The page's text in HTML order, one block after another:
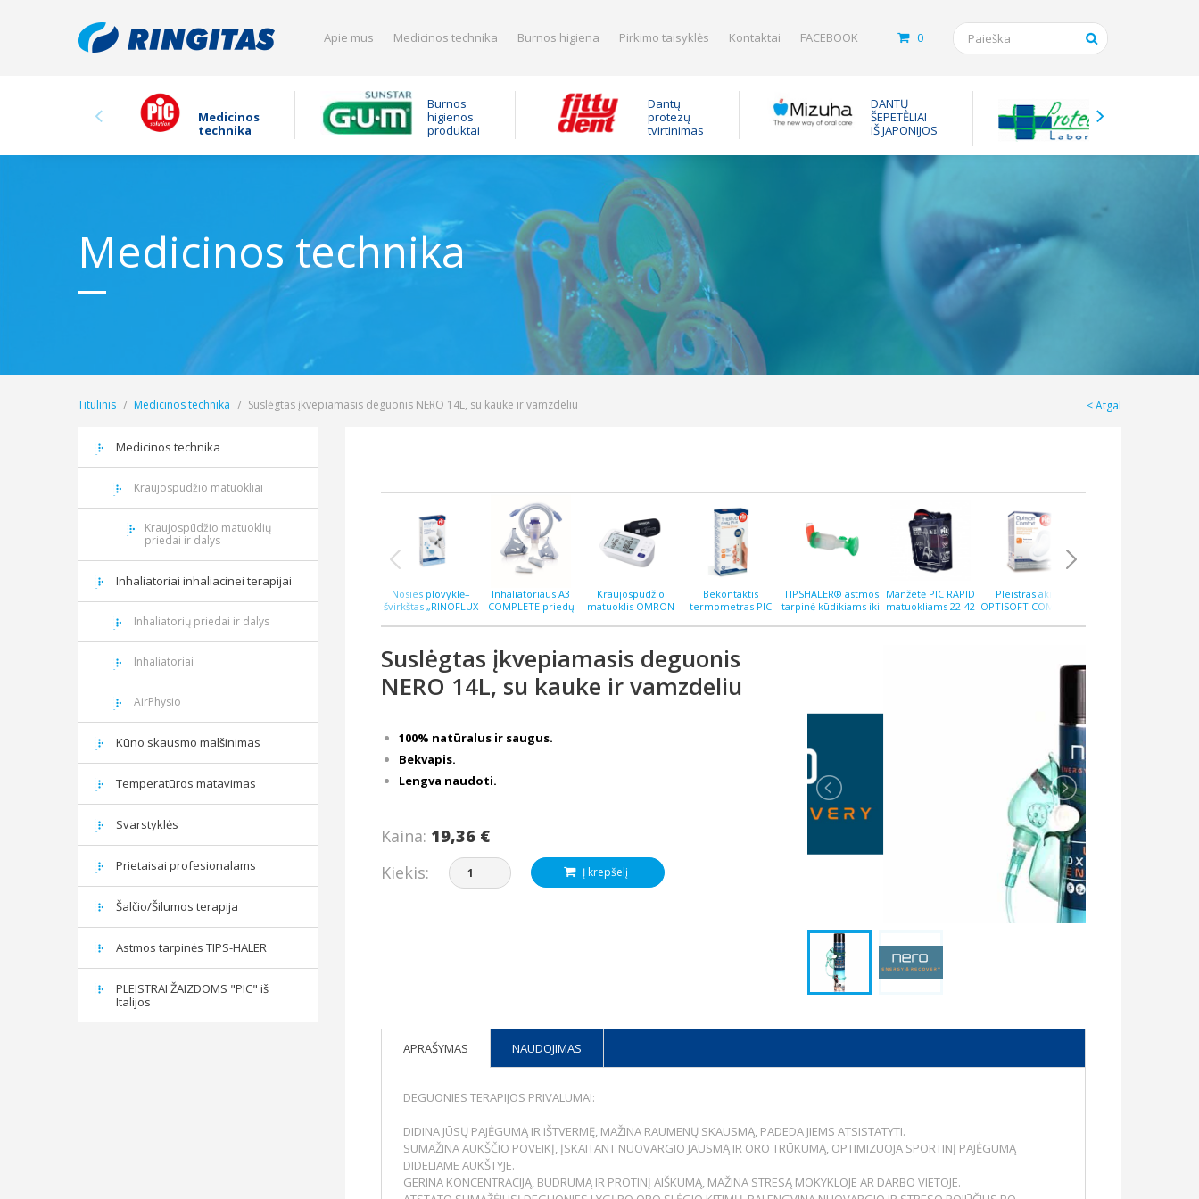
Apie mus Medicinos technika Burnos higiena Pirkimo taisyklės Kontaktai FACEBOOK 0
Medicinos
technika
Burnos
higienos
produktai
Dantų
protezų
tvirtinimas
DANTŲ
ŠEPETĖLIAI
IŠ JAPONIJOS
Medicinos technika
Atgal
Titulinis Medicinos technika Suslėgtas įkvepiamasis deguonis NERO 14L, su kauke ir vamzdeliu
Medicinos technika
Kraujospūdžio matuokliai
Kraujospūdžio matuoklių
priedai ir dalys
Inhaliatoriai inhaliacinei terapijai
Inhaliatorių priedai ir dalys
Inhaliatoriai
AirPhysio
Kūno skausmo malšinimas
Temperatūros matavimas
Svarstyklės
Prietaisai profesionalams
Šalčio/Šilumos terapija
Astmos tarpinės TIPS-HALER
PLEISTRAI ŽAIZDOMS "PIC" iš
Italijos
Nosies plovyklė–
švirkštas „RINOFLUX
antgalis
Inhaliatoriaus A3
COMPLETE priedų
Kraujospūdžio
matuoklis OMRON
Bekontaktis
termometras PIC
TIPSHALER® astmos
tarpinė kūdikiams iki
Manžetė PIC RAPID
matuokliams 22-42
Pleistras akims
OPTISOFT COMFORT
Suslėgtas įkvepiamasis deguonis
NERO 14L, su kauke ir vamzdeliu
100% natūralus ir saugus.
Bekvapis.
Lengva naudoti.
Kaina: 19,36 €
Kiekis:
Į krepšelį
APRAŠYMAS NAUDOJIMAS
DEGUONIES TERAPIJOS PRIVALUMAI:
DIDINA JŪSŲ PAJĖGUMĄ IR IŠTVERMĘ, MAŽINA RAUMENŲ SKAUSMĄ, PADEDA JIEMS ATSISTATYTI.
SUMAŽINA AUKŠČIO POVEIKĮ, ĮSKAITANT NUOVARGIO JAUSMĄ IR ORO TRŪKUMĄ, OPTIMIZUOJA SPORTINĮ PAJĖGUMĄ
DIDELIAME AUKŠTYJE.
GERINA KONCENTRACIJĄ, BUDRUMĄ IR PROTINĮ AIŠKUMĄ, MAŽINA STRESĄ MOKYKLOJE AR DARBO VIETOJE.